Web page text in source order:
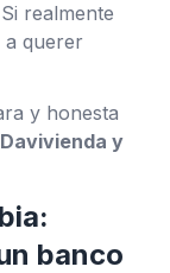
realmente
a querer
y honesta
y
banco